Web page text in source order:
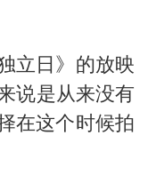
立日》的放映
说是从来没有
在这个时候拍